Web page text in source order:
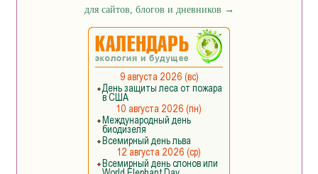
для сайтов, блогов и дневников →